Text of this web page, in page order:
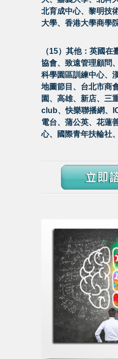
北育成中心、黎明技
大學、香港大學商學
（15）其他：英國在
協會、致遠管理顧問
科學園區訓練中心、
地圖節目、台北市商
園、高雄、新店、三
club、快樂聯播網、
電台、蒲公英、花蓮
心、國際青年扶輪社